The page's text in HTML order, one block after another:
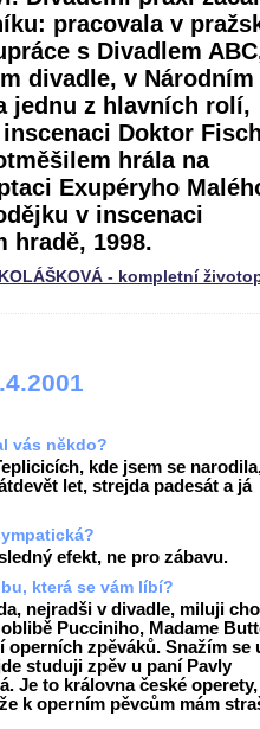
pracovala v
s Divadlem
divadle, v Národním
jednu z hlavních rolí,
Doktor
hrála na
Exupéryho
v inscenaci
hradě, 1998.
- kompletní
vás někdo?
kde jsem se
let, strejda padesát a já
efekt, ne pro zábavu.
která se vám líbí?
nejradši v divadle, miluji
Pucciniho, Madame
operních zpěváků. Snažím se
studuji zpěv u paní Pavly
Je to královna české operety,
k operním pěvcům mám